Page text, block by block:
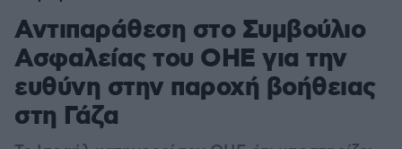
Αντιπαράθεση στο Συμβούλιο
Ασφαλείας του ΟΗΕ για την
ευθύνη στην παροχή βοήθειας
στη Γάζα